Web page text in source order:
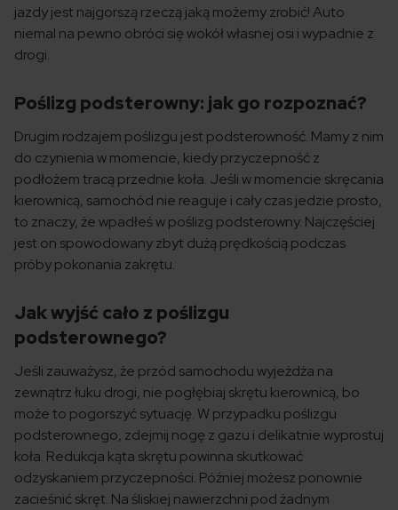
jazdy jest najgorszą rzeczą jaką możemy zrobić! Auto
niemal na pewno obróci się wokół własnej osi i wypadnie z
drogi.
Poślizg podsterowny: jak go rozpoznać?
Drugim rodzajem poślizgu jest podsterowność. Mamy z nim
do czynienia w momencie, kiedy przyczepność z
podłożem tracą przednie koła. Jeśli w momencie skręcania
kierownicą, samochód nie reaguje i cały czas jedzie prosto,
to znaczy, że wpadłeś w poślizg podsterowny. Najczęściej
jest on spowodowany zbyt dużą prędkością podczas
próby pokonania zakrętu.
Jak wyjść cało z poślizgu
podsterownego?
Jeśli zauważysz, że przód samochodu wyjeżdża na
zewnątrz łuku drogi, nie pogłębiaj skrętu kierownicą, bo
może to pogorszyć sytuację. W przypadku poślizgu
podsterownego, zdejmij nogę z gazu i delikatnie wyprostuj
koła. Redukcja kąta skrętu powinna skutkować
odzyskaniem przyczepności. Później możesz ponownie
zacieśnić skręt. Na śliskiej nawierzchni pod żadnym